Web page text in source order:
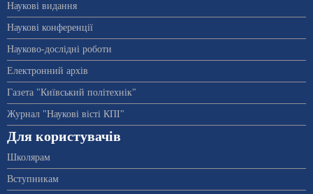
Наукові видання
Наукові конференції
Науково-дослідні роботи
Електронний архів
Газета "Київський політехнік"
Журнал "Наукові вісті КПІ"
Для користувачів
Школярам
Вступникам